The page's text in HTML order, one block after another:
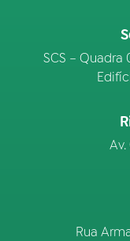
SCS – Quadra
Av.
Rua